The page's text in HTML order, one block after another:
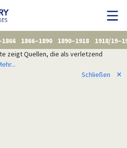
1866–1890 1890–1918
1918/
zeigt Quellen, die als verletzend
Schließen
✕